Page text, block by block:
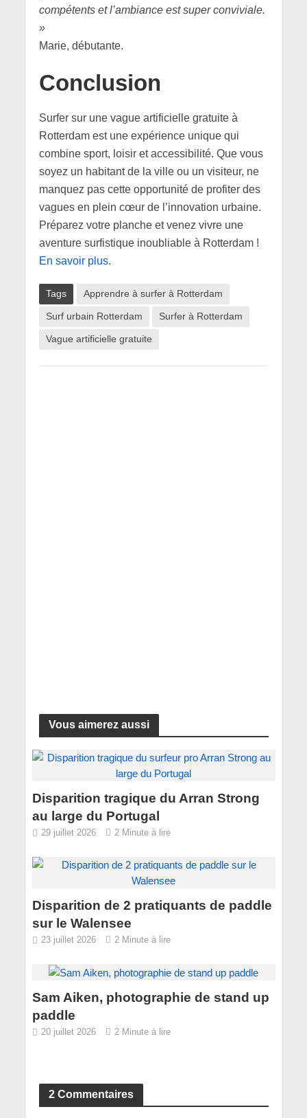
compétents et l’ambiance est super conviviale.
»
Marie, débutante.
Conclusion
Surfer sur une vague artificielle gratuite à
Rotterdam est une expérience unique qui
combine sport, loisir et accessibilité. Que vous
soyez un habitant de la ville ou un visiteur, ne
manquez pas cette opportunité de profiter des
vagues en plein cœur de l’innovation urbaine.
Préparez votre planche et venez vivre une
aventure surfistique inoubliable à Rotterdam !
En savoir plus.
Tags Apprendre à surfer à Rotterdam
Surf urbain Rotterdam Surfer à Rotterdam
Vague artificielle gratuite
Vous aimerez aussi
Disparition tragique du Arran Strong
au large du Portugal
29 juillet 2026 2 Minute à lire
Disparition de 2 pratiquants de paddle
sur le Walensee
23 juillet 2026 2 Minute à lire
Sam Aiken, photographie de stand up
paddle
20 juillet 2026 2 Minute à lire
2 Commentaires